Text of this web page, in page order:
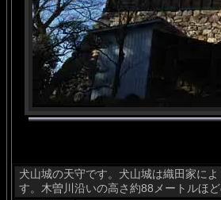
犬山城の天守です。犬山城は織田家に
す。木曽川沿いの高さ約88メートルほ